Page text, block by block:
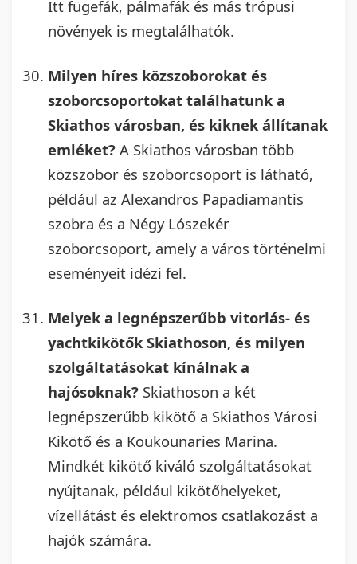
Itt fügefák, pálmafák és más trópusi
növények is megtalálhatók.
Milyen híres közszoborokat és
szoborcsoportokat találhatunk a
Skiathos városban, és kiknek állítanak
emléket? A Skiathos városban több
közszobor és szoborcsoport is látható,
például az Alexandros Papadiamantis
szobra és a Négy Lószekér
szoborcsoport, amely a város történelmi
eseményeit idézi fel.
Melyek a legnépszerűbb vitorlás- és
yachtkikötők Skiathoson, és milyen
szolgáltatásokat kínálnak a
hajósoknak? Skiathoson a két
legnépszerűbb kikötő a Skiathos Városi
Kikötő és a Koukounaries Marina.
Mindkét kikötő kiváló szolgáltatásokat
nyújtanak, például kikötőhelyeket,
vízellátást és elektromos csatlakozást a
hajók számára.